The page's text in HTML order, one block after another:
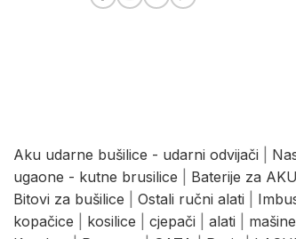
Aku udarne bušilice - udarni odvijači
ugaone - kutne brusilice
Baterije za
Bitovi za bušilice
Ostali ručni alati
kopačice
kosilice cjepači alati mašine